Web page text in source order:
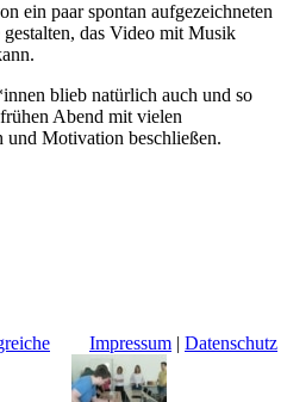
ein paar spontan aufgezeichneten
das Video mit Musik
blieb natürlich auch und so
Abend mit vielen
und Motivation beschließen.
Impressum | Datenschutz